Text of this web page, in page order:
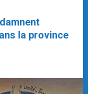
la province